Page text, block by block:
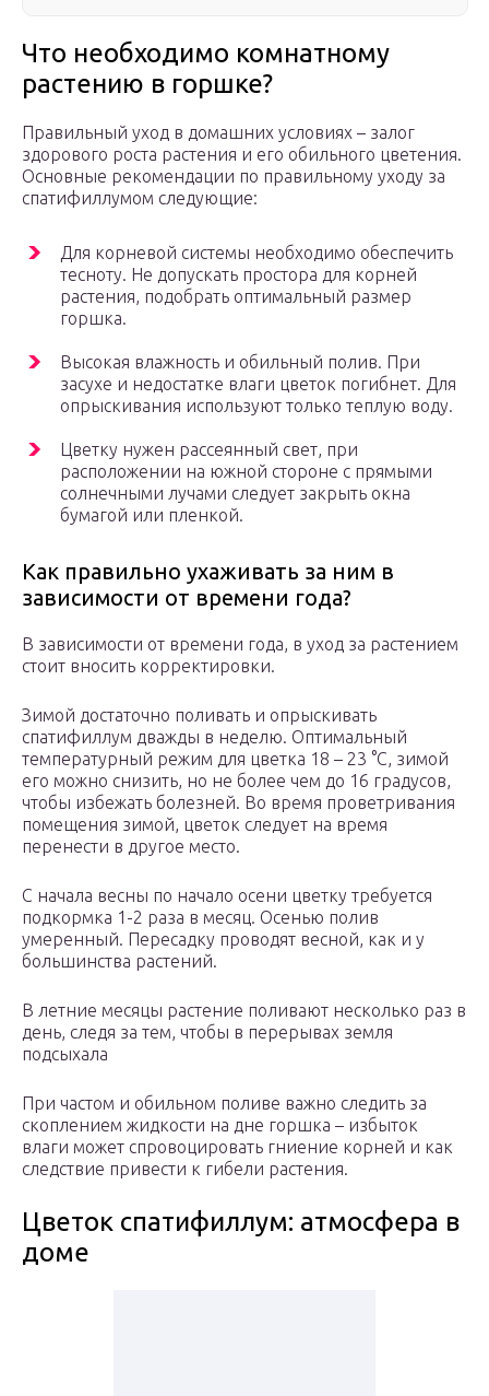
Что необходимо комнатному
растению в горшке?
Правильный уход в домашних условиях – залог
здорового роста растения и его обильного цветения.
Основные рекомендации по правильному уходу за
спатифиллумом следующие:
Для корневой системы необходимо обеспечить
тесноту. Не допускать простора для корней
растения, подобрать оптимальный размер
горшка.
Высокая влажность и обильный полив. При
засухе и недостатке влаги цветок погибнет. Для
опрыскивания используют только теплую воду.
Цветку нужен рассеянный свет, при
расположении на южной стороне с прямыми
солнечными лучами следует закрыть окна
бумагой или пленкой.
Как правильно ухаживать за ним в
зависимости от времени года?
В зависимости от времени года, в уход за растением
стоит вносить корректировки.
Зимой достаточно поливать и опрыскивать
спатифиллум дважды в неделю. Оптимальный
температурный режим для цветка 18 – 23 °C, зимой
его можно снизить, но не более чем до 16 градусов,
чтобы избежать болезней. Во время проветривания
помещения зимой, цветок следует на время
перенести в другое место.
С начала весны по начало осени цветку требуется
подкормка 1-2 раза в месяц. Осенью полив
умеренный. Пересадку проводят весной, как и у
большинства растений.
В летние месяцы растение поливают несколько раз в
день, следя за тем, чтобы в перерывах земля
подсыхала
При частом и обильном поливе важно следить за
скоплением жидкости на дне горшка – избыток
влаги может спровоцировать гниение корней и как
следствие привести к гибели растения.
Цветок спатифиллум: атмосфера в
доме